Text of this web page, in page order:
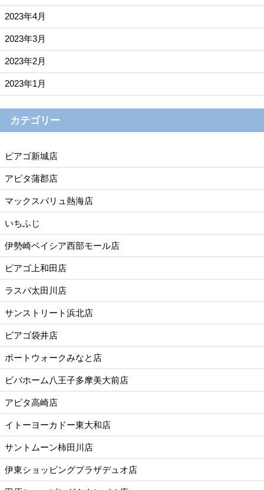
2023年4月
2023年3月
2023年2月
2023年1月
カテゴリー
ピアゴ新城店
アピタ蒲郡店
マックスバリュ熱海店
いちふじ
伊勢崎ベイシア西部モール店
ピアゴ上和田店
ラスパ太田川店
サンストリート浜北店
ピアゴ袋井店
ポートウォークみなと店
ビバホーム八王子多摩美大前店
アピタ高崎店
イトーヨーカドー東大和店
サントムーン柿田川店
伊東ショッピングプラザデュオ店